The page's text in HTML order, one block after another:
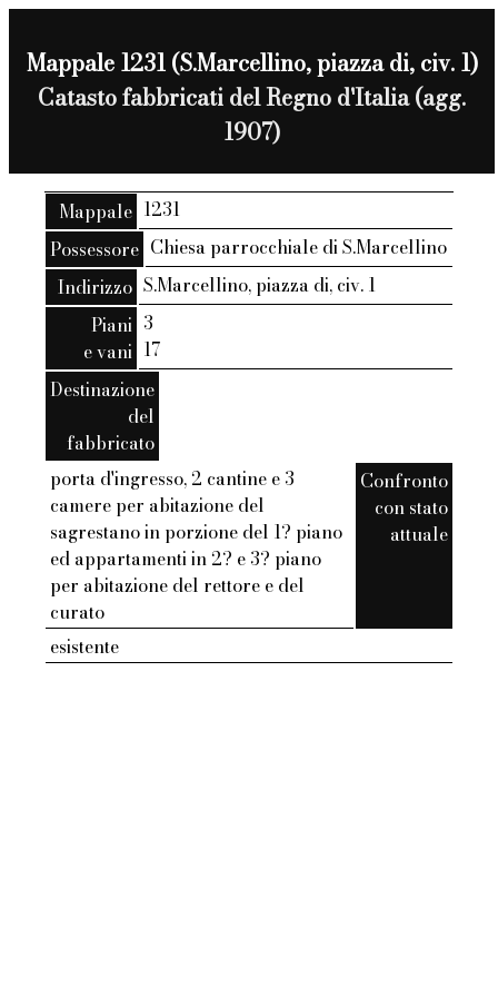
Mappale 1231 (S.Marcellino, piazza di, civ. 1)
Catasto fabbricati del Regno d'Italia (agg.
1907)
Mappale 1231
Possessore Chiesa parrocchiale di S.Marcellino
Indirizzo S.Marcellino, piazza di, civ. 1
Piani
e vani
3
17
Destinazione
del
fabbricato
porta d'ingresso, 2 cantine e 3
camere per abitazione del
sagrestano in porzione del 1? piano
ed appartamenti in 2? e 3? piano
per abitazione del rettore e del
curato
Confronto
con stato
attuale
esistente